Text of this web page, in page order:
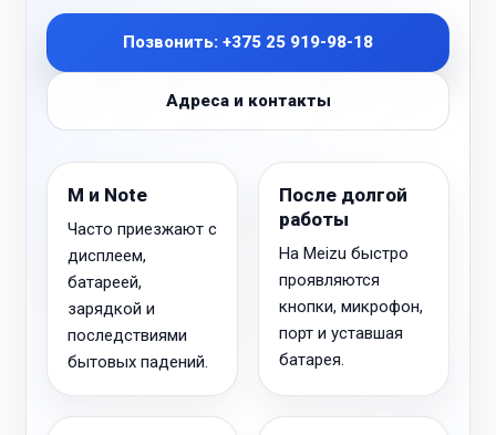
Позвонить: +375 25 919-98-18
Адреса и контакты
M и Note
Часто приезжают с
дисплеем,
батареей,
зарядкой и
последствиями
бытовых падений.
После долгой
работы
На Meizu быстро
проявляются
кнопки, микрофон,
порт и уставшая
батарея.